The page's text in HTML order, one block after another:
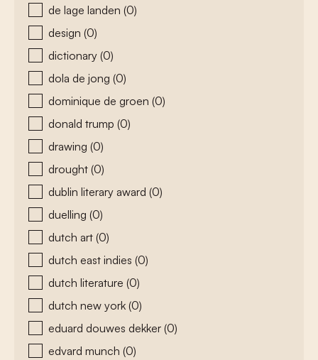
de lage landen (0)
design (0)
dictionary (0)
dola de jong (0)
dominique de groen (0)
donald trump (0)
drawing (0)
drought (0)
dublin literary award (0)
duelling (0)
dutch art (0)
dutch east indies (0)
dutch literature (0)
dutch new york (0)
eduard douwes dekker (0)
edvard munch (0)